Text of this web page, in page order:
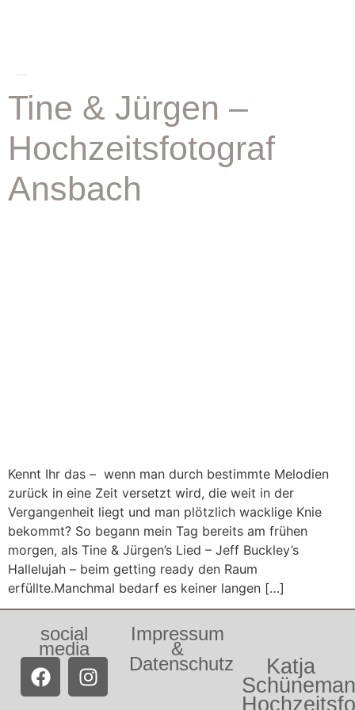
Tine & Jürgen –
Hochzeitsfotograf
Ansbach
Kennt Ihr das – wenn man durch bestimmte Melodien
zurück in eine Zeit versetzt wird, die weit in der
Vergangenheit liegt und man plötzlich wacklige Knie
bekommt? So begann mein Tag bereits am frühen
morgen, als Tine & Jürgen’s Lied – Jeff Buckley’s
Hallelujah – beim getting ready den Raum
erfüllte.Manchmal bedarf es keiner langen […]
social
media
Impressum
&
Datenschutz
Katja